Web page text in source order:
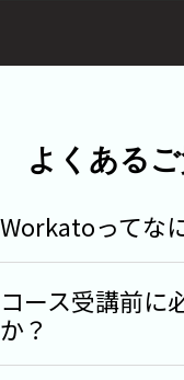
よくある
Workatoってな
Workatoは、業
をつなぎ、ノー
コース受講前に
か？